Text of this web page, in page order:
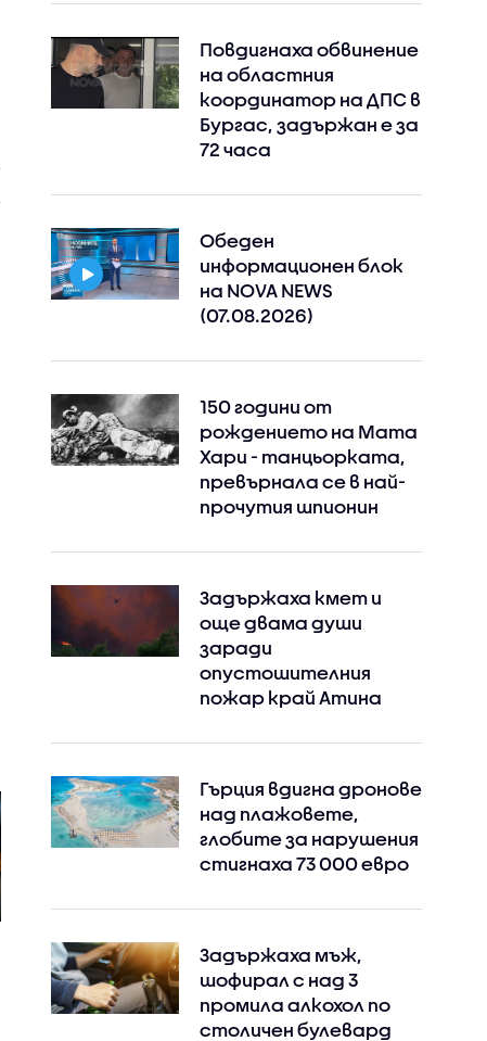
Повдигнаха обвинение
на областния
координатор на ДПС в
Бургас, задържан е за
72 часа
Обеден
информационен блок
на NOVA NEWS
(07.08.2026)
150 години от
рождението на Мата
Хари - танцьорката,
превърнала се в най-
прочутия шпионин
Задържаха кмет и
още двама души
заради
опустошителния
пожар край Атина
Гърция вдигна дронове
над плажовете,
глобите за нарушения
стигнаха 73 000 евро
Задържаха мъж,
шофирал с над 3
промила алкохол по
столичен булевард